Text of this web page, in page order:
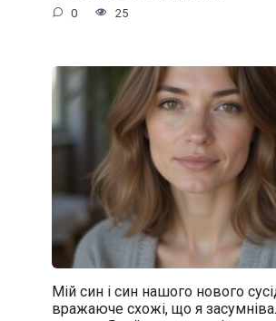
0 25
Мій син і син нашого нового
вражаюче схожі, що я